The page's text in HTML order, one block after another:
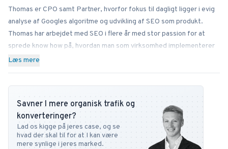
Thomas er CPO samt Partner, hvorfor fokus til dagligt ligger i evig
analyse af Googles algoritme og udvikling af SEO som produkt.
Thomas har arbejdet med SEO i flere år med stor passion for at
sprede know how på, hvordan man som virksomhed implementerer
SEO bedst i sin forretning. Ved siden af Bonzer bidrager Thomas
i København. Har du ønsker eller spørgsmål vedr. SEO universet,
kan du altid kontakte ham på
Læs mere
Savner I mere organisk trafik og
konverteringer?
Lad os kigge på jeres case, og se
hvad der skal til for at I kan være
mere synlige i jeres marked.